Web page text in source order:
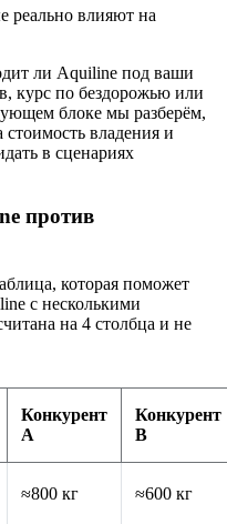
реально влияют на
ли Aquiline под ваши
курс по бездорожью или
блоке мы разберём,
владения и
в сценариях
против
которая поможет
с несколькими
на 4 столбца и не
Конкурент
A
Конкурент
B
≈800 кг ≈600 кг